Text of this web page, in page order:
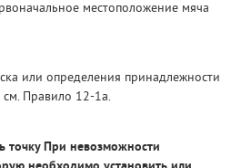
местоположение мяча
или определения принадлежности
см. Правило 12-1а.
точку При невозможности